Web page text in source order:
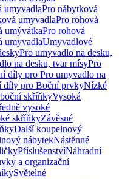
umyvadlaPro nábytková
umyvadlaPro rohová
umývátkaPro rohová
umyvadlaUmyvadlové
Pro umyvadlo na desku,
na desku, tvar mísyPro
díly pro Pro umyvadlo na
díly pro Boční prvkyNízké
skříňkyVysoká
vysoké
skříňkyZávěsné
Další koupelnový
nábytekNástěnné
PříslušenstvíNáhradní
a organizační
Světelné